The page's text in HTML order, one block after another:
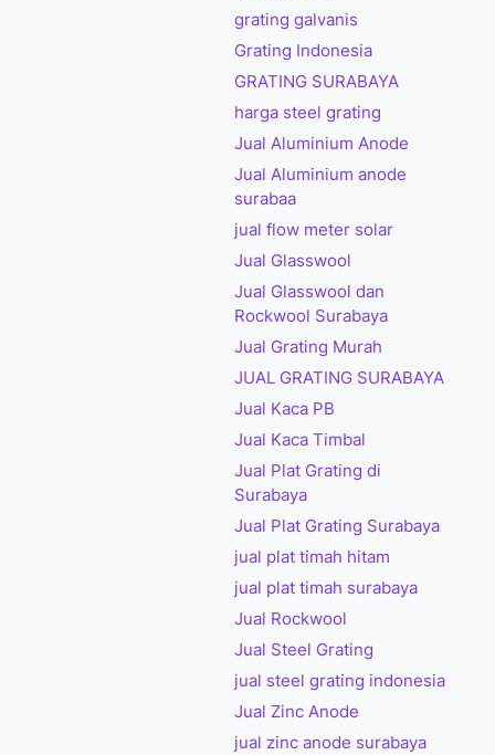
grating galvanis
Grating Indonesia
GRATING SURABAYA
harga steel grating
Jual Aluminium Anode
Jual Aluminium anode
surabaa
jual flow meter solar
Jual Glasswool
Jual Glasswool dan
Rockwool Surabaya
Jual Grating Murah
JUAL GRATING SURABAYA
Jual Kaca PB
Jual Kaca Timbal
Jual Plat Grating di
Surabaya
Jual Plat Grating Surabaya
jual plat timah hitam
jual plat timah surabaya
Jual Rockwool
Jual Steel Grating
jual steel grating indonesia
Jual Zinc Anode
jual zinc anode surabaya